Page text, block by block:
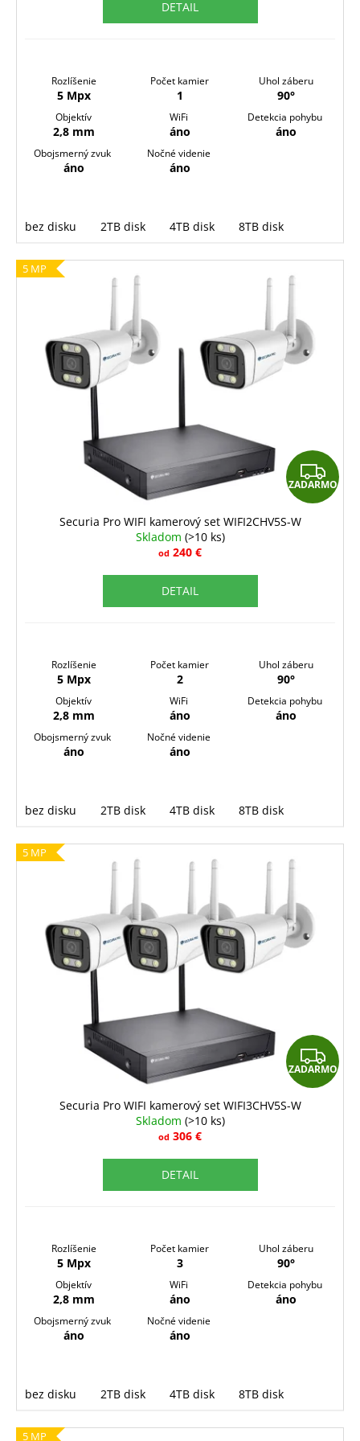
DETAIL
Rozlíšenie
5 Mpx
Počet kamier
1
Uhol záberu
90°
Objektív
2,8 mm
WiFi
áno
Detekcia pohybu
áno
Obojsmerný zvuk
áno
Nočné videnie
áno
bez disku 2TB disk 4TB disk 8TB disk
5 MP
Z
A
ZADARMO
Securia Pro WIFI kamerový set WIFI2CHV5S-W
Skladom (>10 ks)
od 240 €
DETAIL
Rozlíšenie
5 Mpx
Počet kamier
2
Uhol záberu
90°
Objektív
2,8 mm
WiFi
áno
Detekcia pohybu
áno
Obojsmerný zvuk
áno
Nočné videnie
áno
bez disku 2TB disk 4TB disk 8TB disk
5 MP
Z
A
ZADARMO
Securia Pro WIFI kamerový set WIFI3CHV5S-W
Skladom (>10 ks)
od 306 €
DETAIL
Rozlíšenie
5 Mpx
Počet kamier
3
Uhol záberu
90°
Objektív
2,8 mm
WiFi
áno
Detekcia pohybu
áno
Obojsmerný zvuk
áno
Nočné videnie
áno
bez disku 2TB disk 4TB disk 8TB disk
5 MP